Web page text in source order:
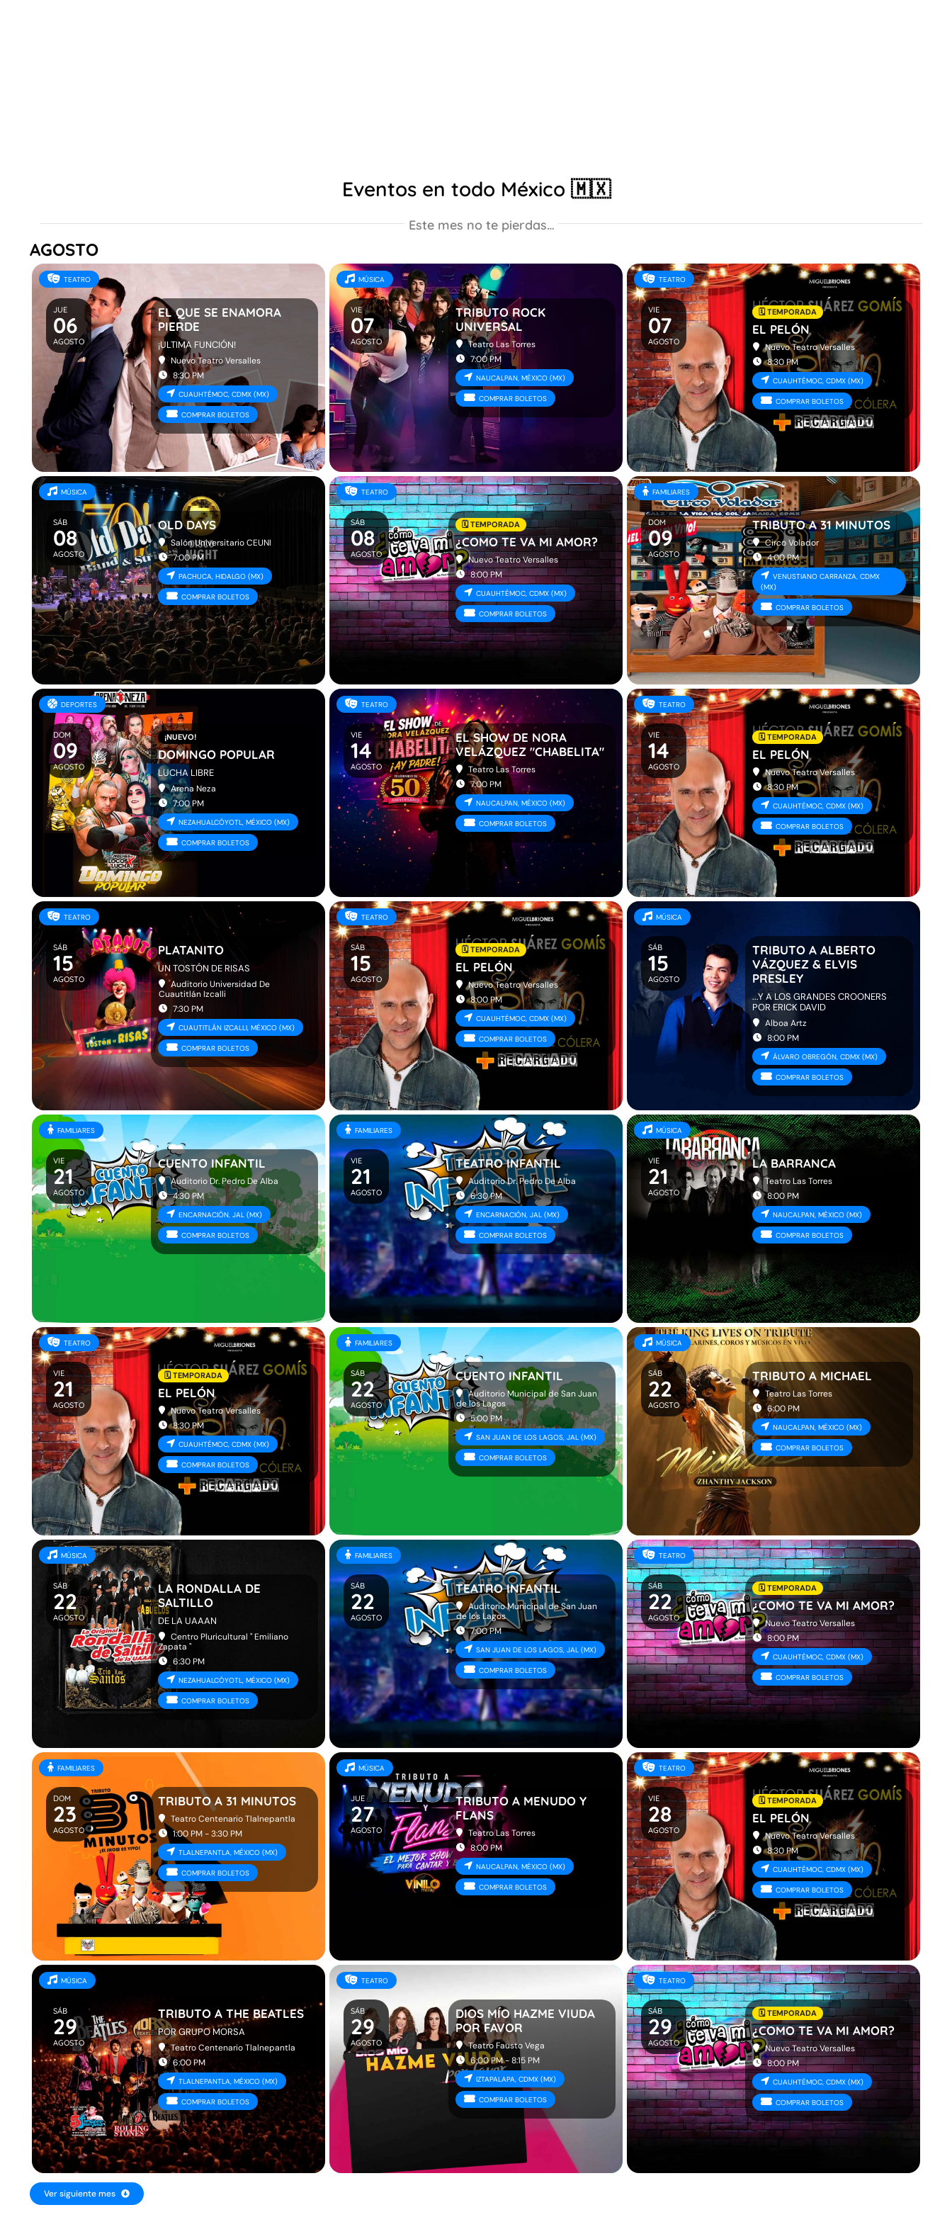
Eventos en todo México 🇲🇽
Este mes no te pierdas…
AGOSTO
TEATRO
JUE
06
AGOSTO
EL QUE SE ENAMORA
PIERDE
¡ULTIMA FUNCIÓN!
Nuevo Teatro Versalles
8:30 PM
CUAUHTÉMOC, CDMX (MX)
COMPRAR BOLETOS
MÚSICA
VIE
07
AGOSTO
TRIBUTO ROCK
UNIVERSAL
Teatro Las Torres
7:00 PM
NAUCALPAN, MÉXICO (MX)
COMPRAR BOLETOS
TEATRO
VIE
07
AGOSTO
🗓️ TEMPORADA
EL PELÓN
Nuevo Teatro Versalles
8:30 PM
CUAUHTÉMOC, CDMX (MX)
COMPRAR BOLETOS
MÚSICA
SÁB
08
AGOSTO
OLD DAYS
Salón Universitario CEUNI
7:00 PM
PACHUCA, HIDALGO (MX)
COMPRAR BOLETOS
TEATRO
SÁB
08
AGOSTO
🗓️ TEMPORADA
¿COMO TE VA MI AMOR?
Nuevo Teatro Versalles
8:00 PM
CUAUHTÉMOC, CDMX (MX)
COMPRAR BOLETOS
FAMILIARES
DOM
09
AGOSTO
TRIBUTO A 31 MINUTOS
Circo Volador
4:00 PM
VENUSTIANO CARRANZA, CDMX
(MX)
COMPRAR BOLETOS
DEPORTES
DOM
09
AGOSTO
¡NUEVO!
DOMINGO POPULAR
LUCHA LIBRE
Arena Neza
7:00 PM
NEZAHUALCÓYOTL, MÉXICO (MX)
COMPRAR BOLETOS
TEATRO
VIE
14
AGOSTO
EL SHOW DE NORA
VELÁZQUEZ "CHABELITA"
Teatro Las Torres
7:00 PM
NAUCALPAN, MÉXICO (MX)
COMPRAR BOLETOS
TEATRO
VIE
14
AGOSTO
🗓️ TEMPORADA
EL PELÓN
Nuevo Teatro Versalles
8:30 PM
CUAUHTÉMOC, CDMX (MX)
COMPRAR BOLETOS
TEATRO
SÁB
15
AGOSTO
PLATANITO
UN TOSTÓN DE RISAS
Auditorio Universidad De
Cuautitlán Izcalli
7:30 PM
CUAUTITLÁN IZCALLI, MÉXICO (MX)
COMPRAR BOLETOS
TEATRO
SÁB
15
AGOSTO
🗓️ TEMPORADA
EL PELÓN
Nuevo Teatro Versalles
8:00 PM
CUAUHTÉMOC, CDMX (MX)
COMPRAR BOLETOS
MÚSICA
SÁB
15
AGOSTO
TRIBUTO A ALBERTO
VÁZQUEZ & ELVIS
PRESLEY
...Y A LOS GRANDES CROONERS
POR ERICK DAVID
Alboa Artz
8:00 PM
ÁLVARO OBREGÓN, CDMX (MX)
COMPRAR BOLETOS
FAMILIARES
VIE
21
AGOSTO
CUENTO INFANTIL
Auditorio Dr. Pedro De Alba
4:30 PM
ENCARNACIÓN, JAL (MX)
COMPRAR BOLETOS
FAMILIARES
VIE
21
AGOSTO
TEATRO INFANTIL
Auditorio Dr. Pedro De Alba
6:30 PM
ENCARNACIÓN, JAL (MX)
COMPRAR BOLETOS
MÚSICA
VIE
21
AGOSTO
LA BARRANCA
Teatro Las Torres
8:00 PM
NAUCALPAN, MÉXICO (MX)
COMPRAR BOLETOS
TEATRO
VIE
21
AGOSTO
🗓️ TEMPORADA
EL PELÓN
Nuevo Teatro Versalles
8:30 PM
CUAUHTÉMOC, CDMX (MX)
COMPRAR BOLETOS
FAMILIARES
SÁB
22
AGOSTO
CUENTO INFANTIL
Auditorio Municipal de San Juan
de los Lagos
5:00 PM
SAN JUAN DE LOS LAGOS, JAL (MX)
COMPRAR BOLETOS
MÚSICA
SÁB
22
AGOSTO
TRIBUTO A MICHAEL
Teatro Las Torres
6:00 PM
NAUCALPAN, MÉXICO (MX)
COMPRAR BOLETOS
MÚSICA
SÁB
22
AGOSTO
LA RONDALLA DE
SALTILLO
DE LA UAAAN
Centro Pluricultural " Emiliano
Zapata "
6:30 PM
NEZAHUALCÓYOTL, MÉXICO (MX)
COMPRAR BOLETOS
FAMILIARES
SÁB
22
AGOSTO
TEATRO INFANTIL
Auditorio Municipal de San Juan
de los Lagos
7:00 PM
SAN JUAN DE LOS LAGOS, JAL (MX)
COMPRAR BOLETOS
TEATRO
SÁB
22
AGOSTO
🗓️ TEMPORADA
¿COMO TE VA MI AMOR?
Nuevo Teatro Versalles
8:00 PM
CUAUHTÉMOC, CDMX (MX)
COMPRAR BOLETOS
FAMILIARES
DOM
23
AGOSTO
TRIBUTO A 31 MINUTOS
Teatro Centenario Tlalnepantla
1:00 PM - 3:30 PM
TLALNEPANTLA, MÉXICO (MX)
COMPRAR BOLETOS
MÚSICA
JUE
27
AGOSTO
TRIBUTO A MENUDO Y
FLANS
Teatro Las Torres
8:00 PM
NAUCALPAN, MÉXICO (MX)
COMPRAR BOLETOS
TEATRO
VIE
28
AGOSTO
🗓️ TEMPORADA
EL PELÓN
Nuevo Teatro Versalles
8:30 PM
CUAUHTÉMOC, CDMX (MX)
COMPRAR BOLETOS
MÚSICA
SÁB
29
AGOSTO
TRIBUTO A THE BEATLES
POR GRUPO MORSA
Teatro Centenario Tlalnepantla
6:00 PM
TLALNEPANTLA, MÉXICO (MX)
COMPRAR BOLETOS
TEATRO
SÁB
29
AGOSTO
DIOS MÍO HAZME VIUDA
POR FAVOR
Teatro Fausto Vega
6:00 PM - 8:15 PM
IZTAPALAPA, CDMX (MX)
COMPRAR BOLETOS
TEATRO
SÁB
29
AGOSTO
🗓️ TEMPORADA
¿COMO TE VA MI AMOR?
Nuevo Teatro Versalles
8:00 PM
CUAUHTÉMOC, CDMX (MX)
COMPRAR BOLETOS
Ver siguiente mes